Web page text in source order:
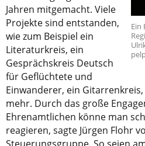
Ein
Jahren mitgemacht. Viele
Projekte sind entstanden,
wie zum Beispiel ein
Literaturkreis, ein
Gesprächskreis Deutsch
für Geflüchtete und
Einwanderer, ein
mehr. Durch das große
Ehrenamtlichen könne man
reagieren, sagte Jürgen Flohr